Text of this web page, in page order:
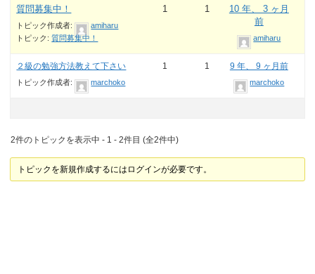
質問募集中！
トピック作成者:
amiharu
トピック:質問募集中！
1 1
10 年、 3 ヶ月
前
amiharu
２級の勉強方法教えて下さい
トピック作成者: marchoko
1 1 9 年、 9 ヶ月前
marchoko
2件のトピックを表示中 - 1 - 2件目 (全2件中)
トピックを新規作成するにはログインが必要です。